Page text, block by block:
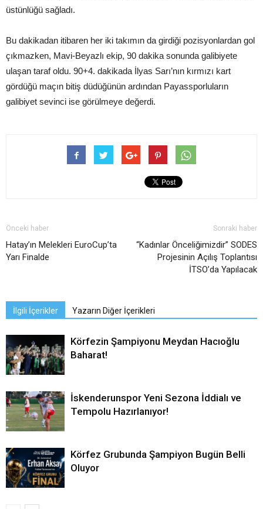
üstünlüğü sağladı.
Bu dakikadan itibaren her iki takımın da girdiği pozisyonlardan gol
çıkmazken, Mavi-Beyazlı ekip, 90 dakika sonunda galibiyete
ulaşan taraf oldu. 90+4. dakikada İlyas Sarı’nın kırmızı kart
gördüğü maçın bitiş düdüğünün ardından Payassporluların
galibiyet sevinci ise görülmeye değerdi.
Önceki haber
Hatay’ın Melekleri EuroCup’ta
Yarı Finalde
Sonraki haber
“Kadınlar Önceliğimizdir” SODES
Projesinin Açılış Toplantısı
İTSO’da Yapılacak
İlgili İçerikler Yazarın Diğer İçerikleri
Körfezin Şampiyonu Meydan Hacıoğlu
Baharat!
İskenderunspor Yeni Sezona İddialı ve
Tempolu Hazırlanıyor!
Körfez Grubunda Şampiyon Bugün Belli
Oluyor